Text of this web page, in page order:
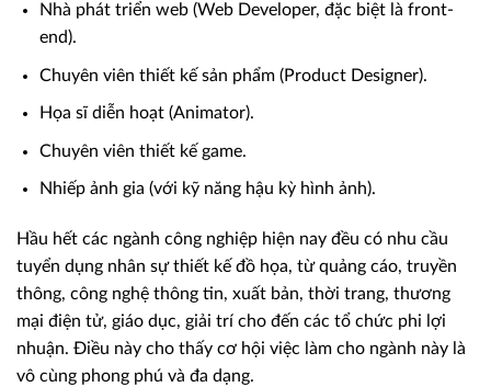
Nhà phát triển web (Web Developer, đặc biệt là front-
end).
Chuyên viên thiết kế sản phẩm (Product Designer).
Họa sĩ diễn hoạt (Animator).
Chuyên viên thiết kế game.
Nhiếp ảnh gia (với kỹ năng hậu kỳ hình ảnh).
Hầu hết các ngành công nghiệp hiện nay đều có nhu cầu
tuyển dụng nhân sự thiết kế đồ họa, từ quảng cáo, truyền
thông, công nghệ thông tin, xuất bản, thời trang, thương
mại điện tử, giáo dục, giải trí cho đến các tổ chức phi lợi
nhuận. Điều này cho thấy cơ hội việc làm cho ngành này là
vô cùng phong phú và đa dạng.